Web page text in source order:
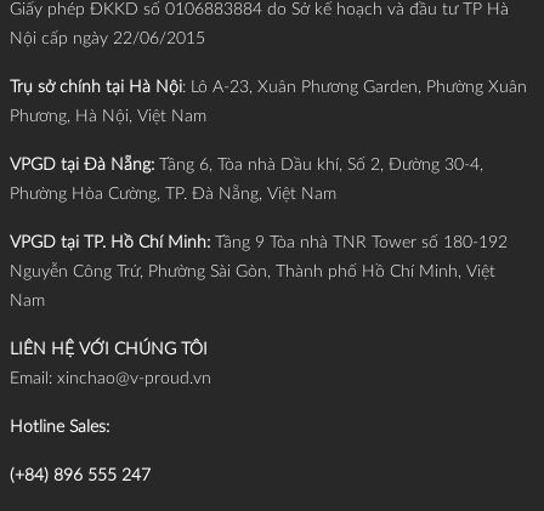
Giấy phép ĐKKD số 0106883884 do Sở kế hoạch và đầu tư TP Hà
Nội cấp ngày 22/06/2015
Trụ sở chính tại Hà Nội: Lô A-23, Xuân Phương Garden, Phường Xuân
Phương, Hà Nội, Việt Nam
VPGD tại Đà Nẵng: Tầng 6, Tòa nhà Dầu khí, Số 2, Đường 30-4,
Phường Hòa Cường, TP. Đà Nẵng, Việt Nam
VPGD tại TP. Hồ Chí Minh:
Tầng 9 Tòa nhà TNR Tower số 180-192
Nguyễn Công Trứ, Phường Sài Gòn, Thành phố Hồ Chí Minh, Việt
Nam
LIÊN HỆ VỚI CHÚNG TÔI
Email: xinchao@v-proud.vn
Hotline Sales:
(+84) 896 555 247